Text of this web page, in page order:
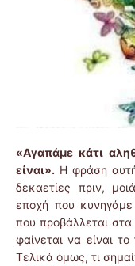
«Αγαπάμε κάτι
είναι». Η φράση
δεκαετίες πριν,
εποχή που
που προβάλλεται στα
φαίνεται να είναι
Τελικά όμως, τι